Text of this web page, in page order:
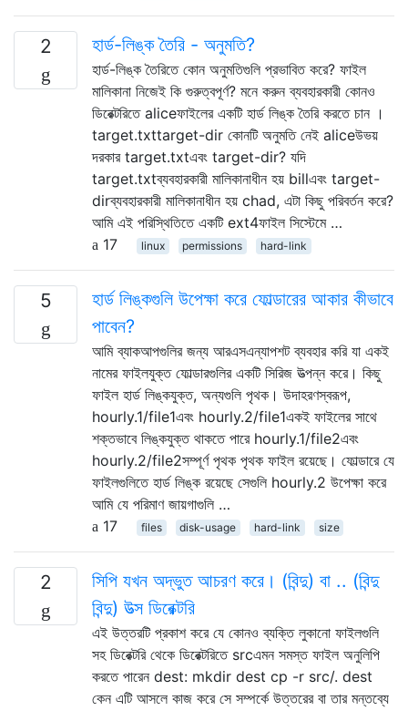
2 হার্ড-লিঙ্ক তৈরি - অনুমতি?
হার্ড-লিঙ্ক তৈরিতে কোন অনুমতিগুলি প্রভাবিত করে? ফাইল
মালিকানা নিজেই কি গুরুত্বপূর্ণ? মনে করুন ব্যবহারকারী কোনও
ডিরেক্টরিতে aliceফাইলের একটি হার্ড লিঙ্ক তৈরি করতে চান ।
target.txttarget-dir কোনটি অনুমতি নেই aliceউভয়
দরকার target.txtএবং target-dir? যদি
target.txtব্যবহারকারী মালিকানাধীন হয় billএবং target-
dirব্যবহারকারী মালিকানাধীন হয় chad, এটা কিছু পরিবর্তন করে?
আমি এই পরিস্থিতিতে একটি ext4ফাইল সিস্টেমে …
17
linux permissions hard-link
5
হার্ড লিঙ্কগুলি উপেক্ষা করে ফোল্ডারের আকার কীভাবে
পাবেন?
আমি ব্যাকআপগুলির জন্য আরএসএন্যাপশট ব্যবহার করি যা একই
নামের ফাইলযুক্ত ফোল্ডারগুলির একটি সিরিজ উত্পন্ন করে। কিছু
ফাইল হার্ড লিঙ্কযুক্ত, অন্যগুলি পৃথক। উদাহরণস্বরূপ,
hourly.1/file1এবং hourly.2/file1একই ফাইলের সাথে
শক্তভাবে লিঙ্কযুক্ত থাকতে পারে hourly.1/file2এবং
hourly.2/file2সম্পূর্ণ পৃথক পৃথক ফাইল রয়েছে। ফোল্ডারে যে
ফাইলগুলিতে হার্ড লিঙ্ক রয়েছে সেগুলি hourly.2 উপেক্ষা করে
আমি যে পরিমাণ জায়গাগুলি …
17
files disk-usage hard-link size
2
সিপি যখন অদ্ভুত আচরণ করে। (বিন্দু) বা .. (বিন্দু
বিন্দু) উত্স ডিরেক্টরি
এই উত্তরটি প্রকাশ করে যে কোনও ব্যক্তি লুকানো ফাইলগুলি
সহ ডিরেক্টরি থেকে ডিরেক্টরিতে srcএমন সমস্ত ফাইল অনুলিপি
করতে পারেন dest: mkdir dest cp -r src/. dest
কেন এটি আসলে কাজ করে সে সম্পর্কে উত্তরের বা তার মন্তব্যে